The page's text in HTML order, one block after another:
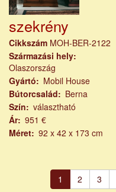
szekrény
Cikkszám MOH-BER-2122
Származási hely
Olaszország
Gyártó
Mobil House
Bútorcsalád
Berna
Szín
választható
Ár 951 €
Méret 92 x 42 x 173 cm
Oldalszámozás
Jelenlegi
1 Page
2 Page
3